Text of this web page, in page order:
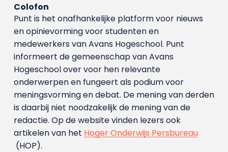
Colofon
Punt is het onafhankelijke platform voor nieuws
en opinievorming voor studenten en
medewerkers van Avans Hoge­school. Punt
informeert de gemeenschap van Avans
Hogeschool over voor hen relevante
onderwerpen en fungeert als podium voor
meningsvorming en debat. De mening van derden
is daarbij niet noodzakelijk de mening van de
redactie. Op de website vinden lezers ook
artikelen van het Hoger Onderwijs Persbureau
(HOP).